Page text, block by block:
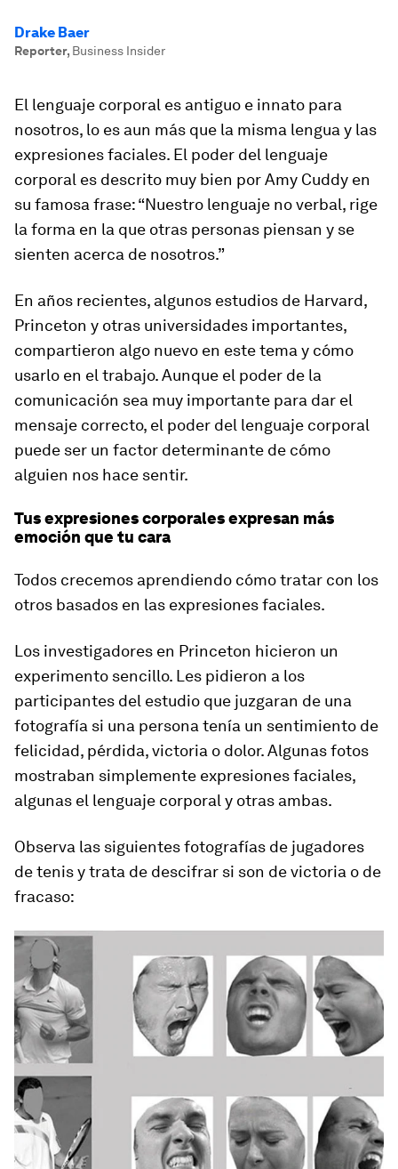
Drake Baer
Reporter, Business Insider
El lenguaje corporal es antiguo e innato para
nosotros, lo es aun más que la misma lengua y las
expresiones faciales. El poder del lenguaje
corporal es descrito muy bien por Amy Cuddy en
su famosa frase: “Nuestro lenguaje no verbal, rige
la forma en la que otras personas piensan y se
sienten acerca de nosotros.”
En años recientes, algunos estudios de Harvard,
Princeton y otras universidades importantes,
compartieron algo nuevo en este tema y cómo
usarlo en el trabajo. Aunque el poder de la
comunicación sea muy importante para dar el
mensaje correcto, el poder del lenguaje corporal
puede ser un factor determinante de cómo
alguien nos hace sentir.
Tus expresiones corporales expresan más
emoción que tu cara
Todos crecemos aprendiendo cómo tratar con los
otros basados en las expresiones faciales.
Los investigadores en Princeton hicieron un
experimento sencillo. Les pidieron a los
participantes del estudio que juzgaran de una
fotografía si una persona tenía un sentimiento de
felicidad, pérdida, victoria o dolor. Algunas fotos
mostraban simplemente expresiones faciales,
algunas el lenguaje corporal y otras ambas.
Observa las siguientes fotografías de jugadores
de tenis y trata de descifrar si son de victoria o de
fracaso: